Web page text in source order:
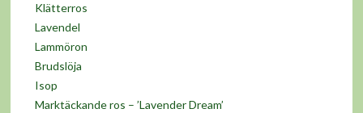
Klätterros
Lavendel
Lammöron
Brudslöja
Isop
Marktäckande ros – ’Lavender Dream’